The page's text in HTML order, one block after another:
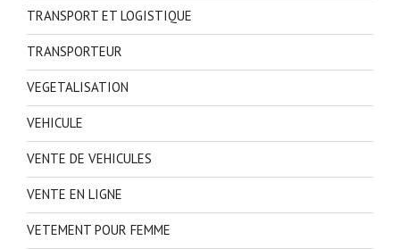
TRANSPORT ET LOGISTIQUE
TRANSPORTEUR
VEGETALISATION
VEHICULE
VENTE DE VEHICULES
VENTE EN LIGNE
VETEMENT POUR FEMME